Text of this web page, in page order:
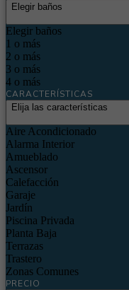
Elegir baños
Elegir baños
1 o más
2 o más
3 o más
4 o más
CARACTERÍSTICAS
Elija las características
Aire Acondicionado
Alarma Interior
Amueblado
Ascensor
Calefacción
Garaje
Jardín
Piscina Privada
Planta Baja
Terrazas
Trastero
Zonas Comunes
PRECIO